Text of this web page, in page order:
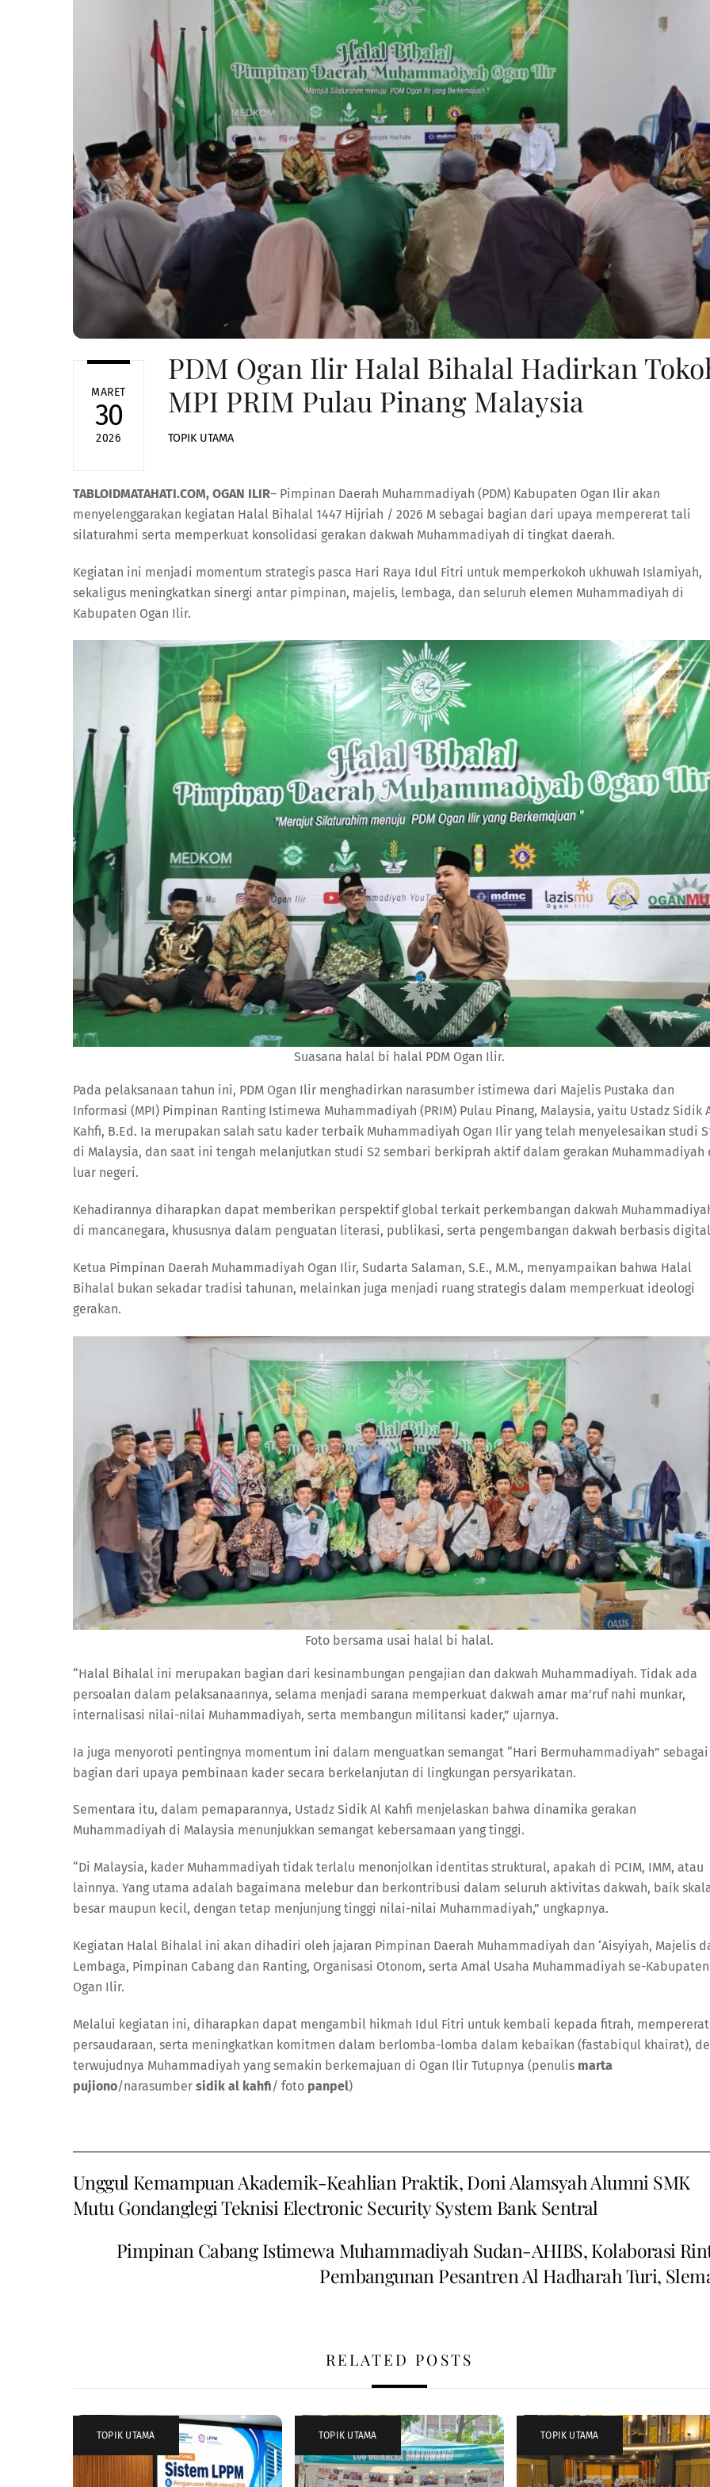
MARET
30
2026
PDM Ogan Ilir Halal Bihalal Hadirkan
MPI PRIM Pulau Pinang Malaysia
TOPIK UTAMA
TABLOIDMATAHATI.COM, OGAN ILIR– Pimpinan Daerah Muhammadiyah (PDM) Kabupaten Ogan Ilir akan
menyelenggarakan kegiatan Halal Bihalal 1447 Hijriah / 2026 M sebagai bagian dari upaya mempererat tali
silaturahmi serta memperkuat konsolidasi gerakan dakwah Muhammadiyah di tingkat daerah.
Kegiatan ini menjadi momentum strategis pasca Hari Raya Idul Fitri untuk memperkokoh ukhuwah Islamiyah,
sekaligus meningkatkan sinergi antar pimpinan, majelis, lembaga, dan seluruh elemen Muhammadiyah di
Kabupaten Ogan Ilir.
Suasana halal bi halal PDM Ogan Ilir.
Pada pelaksanaan tahun ini, PDM Ogan Ilir menghadirkan narasumber istimewa dari Majelis Pustaka dan
Informasi (MPI) Pimpinan Ranting Istimewa Muhammadiyah (PRIM) Pulau Pinang, Malaysia, yaitu Ustadz Sidik
Kahfi, B.Ed. Ia merupakan salah satu kader terbaik Muhammadiyah Ogan Ilir yang telah menyelesaikan studi
di Malaysia, dan saat ini tengah melanjutkan studi S2 sembari berkiprah aktif dalam gerakan Muhammadiyah
luar negeri.
Kehadirannya diharapkan dapat memberikan perspektif global terkait perkembangan dakwah
di mancanegara, khususnya dalam penguatan literasi, publikasi, serta pengembangan dakwah berbasis
Ketua Pimpinan Daerah Muhammadiyah Ogan Ilir, Sudarta Salaman, S.E., M.M., menyampaikan bahwa Halal
Bihalal bukan sekadar tradisi tahunan, melainkan juga menjadi ruang strategis dalam memperkuat ideologi
gerakan.
Foto bersama usai halal bi halal.
“Halal Bihalal ini merupakan bagian dari kesinambungan pengajian dan dakwah Muhammadiyah. Tidak ada
persoalan dalam pelaksanaannya, selama menjadi sarana memperkuat dakwah amar ma’ruf nahi munkar,
internalisasi nilai-nilai Muhammadiyah, serta membangun militansi kader,” ujarnya.
Ia juga menyoroti pentingnya momentum ini dalam menguatkan semangat “Hari Bermuhammadiyah” sebagai
bagian dari upaya pembinaan kader secara berkelanjutan di lingkungan persyarikatan.
Sementara itu, dalam pemaparannya, Ustadz Sidik Al Kahfi menjelaskan bahwa dinamika gerakan
Muhammadiyah di Malaysia menunjukkan semangat kebersamaan yang tinggi.
“Di Malaysia, kader Muhammadiyah tidak terlalu menonjolkan identitas struktural, apakah di PCIM, IMM, atau
lainnya. Yang utama adalah bagaimana melebur dan berkontribusi dalam seluruh aktivitas dakwah, baik
besar maupun kecil, dengan tetap menjunjung tinggi nilai-nilai Muhammadiyah,” ungkapnya.
Kegiatan Halal Bihalal ini akan dihadiri oleh jajaran Pimpinan Daerah Muhammadiyah dan ‘Aisyiyah, Majelis
Lembaga, Pimpinan Cabang dan Ranting, Organisasi Otonom, serta Amal Usaha Muhammadiyah se-Kabupaten
Ogan Ilir.
Melalui kegiatan ini, diharapkan dapat mengambil hikmah Idul Fitri untuk kembali kepada fitrah, mempererat
persaudaraan, serta meningkatkan komitmen dalam berlomba-lomba dalam kebaikan (fastabiqul khairat),
terwujudnya Muhammadiyah yang semakin berkemajuan di Ogan Ilir Tutupnya (penulis marta
pujiono/narasumber sidik al kahfi/ foto panpel)
Unggul Kemampuan Akademik-Keahlian Praktik, Doni Alamsyah Alumni SMK
Mutu Gondanglegi Teknisi Electronic Security System Bank Sentral
Pimpinan Cabang Istimewa Muhammadiyah Sudan-AHIBS, Kolaborasi
Pembangunan Pesantren Al Hadharah Turi,
RELATED POSTS
TOPIK UTAMA TOPIK UTAMA TOPIK UTAMA